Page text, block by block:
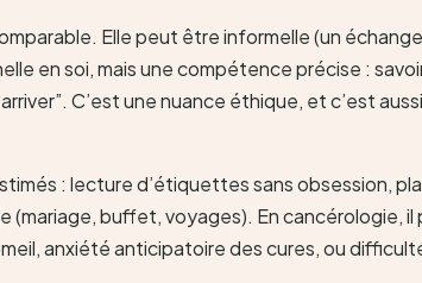
Elle peut être informelle (un
en soi, mais une compétence précise :
C’est une nuance éthique, et c’est
: lecture d’étiquettes sans obsession,
(mariage, buffet, voyages). En cancérologie, il
anxiété anticipatoire des cures, ou